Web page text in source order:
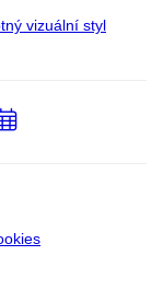
vizuální styl
Přidat